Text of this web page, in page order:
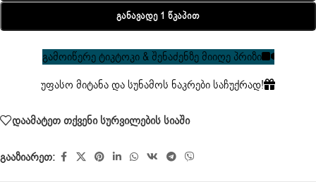
Განავადე 1 Წკაპით
გამოიწერე ტიკტოკი & შენაძენზე მიიღე პრიზი
უფასო მიტანა და სუნამოს ნაკრები საჩუქრად!
დაამატეთ თქვენი სურვილების სიაში
გააზიარეთ: